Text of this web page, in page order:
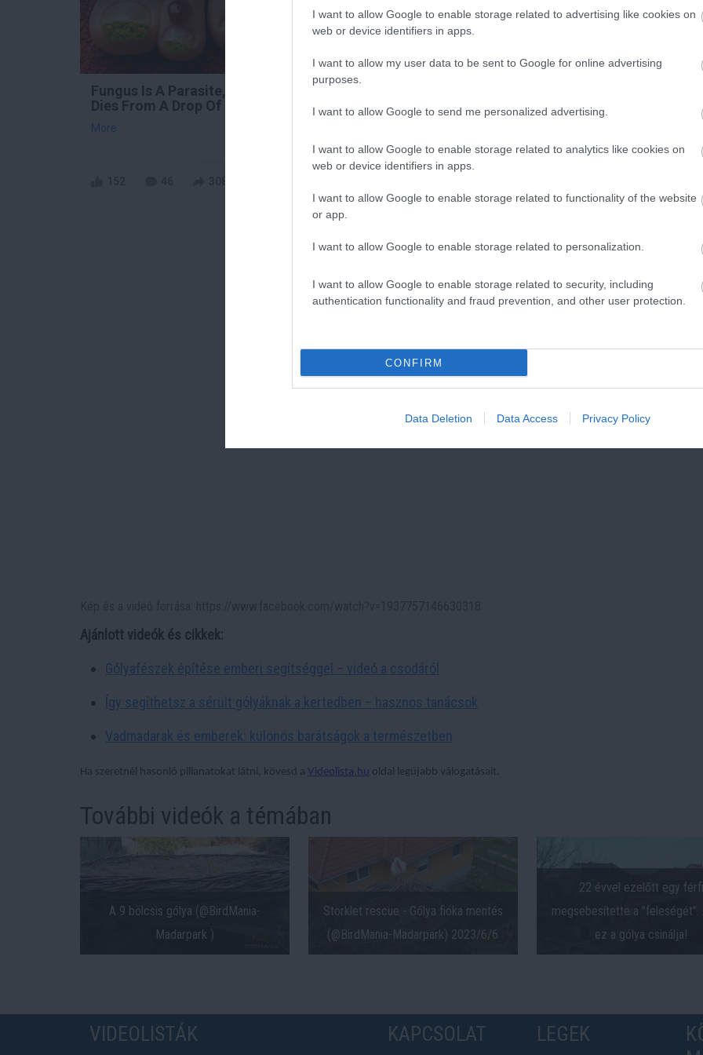
I want to allow Google to enable storage related to advertising like cookies on
web or device identifiers in apps.
I want to allow my user data to be sent to Google for online advertising
purposes.
I want to allow Google to send me personalized advertising.
I want to allow Google to enable storage related to analytics like cookies on
web or device identifiers in apps.
I want to allow Google to enable storage related to functionality of the website
or app.
I want to allow Google to enable storage related to personalization.
I want to allow Google to enable storage related to security, including
authentication functionality and fraud prevention, and other user protection.
CONFIRM
Data Deletion Data Access Privacy Policy
Fungus Is A Parasite, And It
Dies From A Drop Of Plain...
More
One Teaspoon And All The
Worms In The Body Die
Instantly
Off After The First Use
Ajánlott videók és cikkek:
Gólyafészek építése emberi segítséggel – videó a csodáról
Így segíthetsz a sérült gólyáknak a kertedben – hasznos tanácsok
Vadmadarak és emberek: különös barátságok a természetben
Ha szeretnél hasonló pillanatokat látni, kövesd a Videolista.hu oldal legújabb válogatásait.
További videók a témában
A 9 bölcsis gólya (@BirdMania-
Madarpark )
Storklet rescue - Gólya fióka mentés
(@BirdMania-Madarpark) 2023/6/6
22 évvel ezelőtt egy férfi
megsebesítette a "feleségét".
ez a gólya csinálja!
VIDEOLISTÁK KAPCSOLAT LEGEK